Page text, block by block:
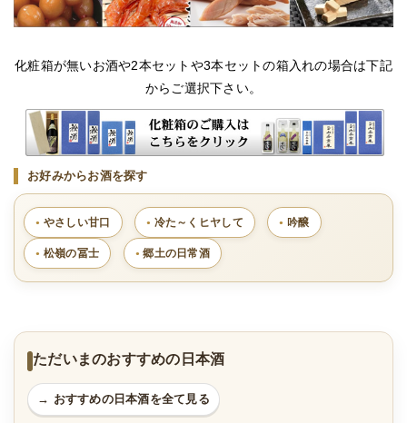
化粧箱が無いお酒や2本セットや3本セットの箱入れの場合は下記
からご選択下さい。
お好みからお酒を探す
やさしい甘口 冷た～くヒヤして 吟醸
松嶺の冨士 郷土の日常酒
ただいまのおすすめの日本酒
→ おすすめの日本酒を全て見る